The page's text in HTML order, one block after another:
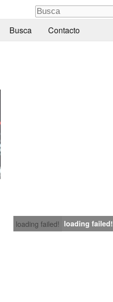
Busca Contacto
loading failed! loading failed!